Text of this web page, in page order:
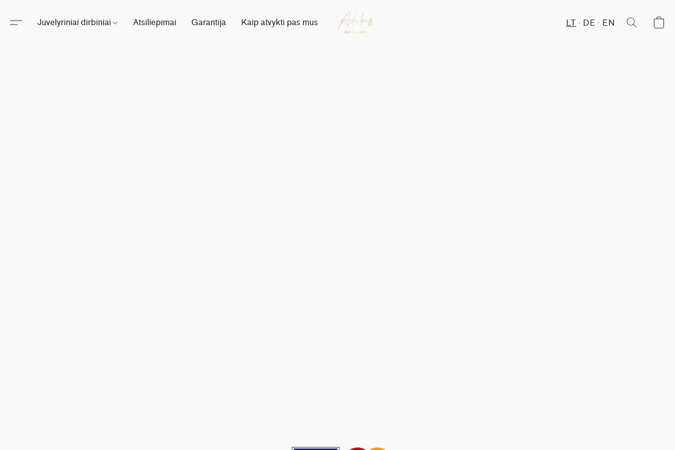
Juvelyriniai dirbiniai Atsiliepimai Garantija Kaip atvykti pas mus LT DE EN